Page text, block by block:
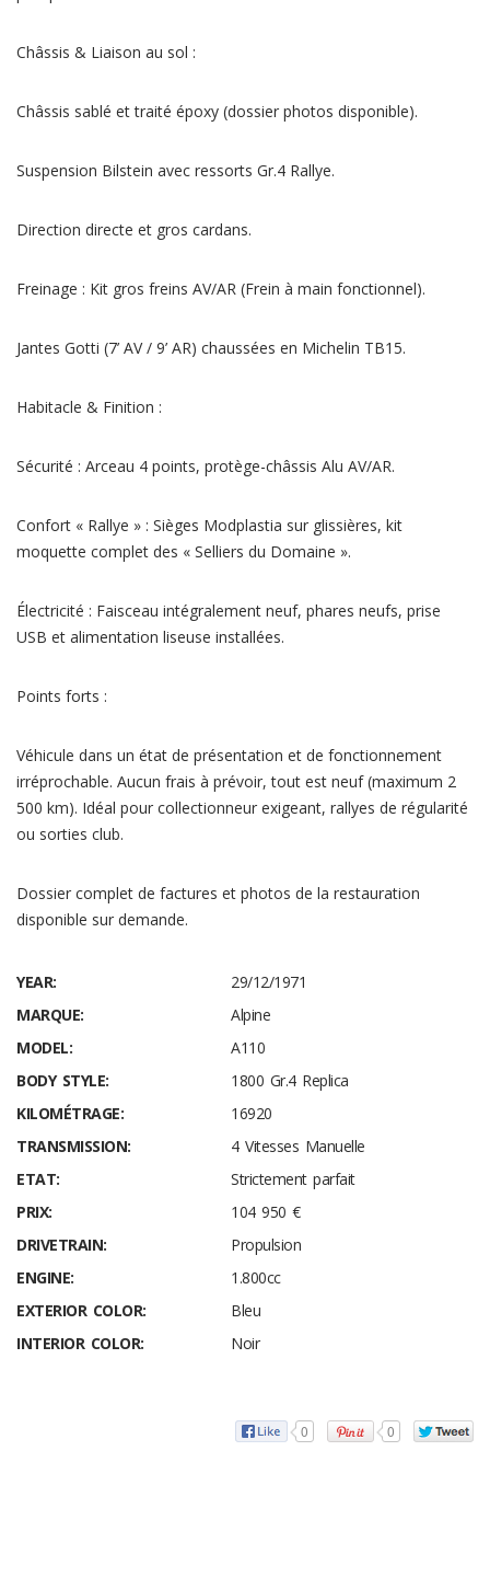
Châssis & Liaison au sol :
Châssis sablé et traité époxy (dossier photos disponible).
Suspension Bilstein avec ressorts Gr.4 Rallye.
Direction directe et gros cardans.
Freinage : Kit gros freins AV/AR (Frein à main fonctionnel).
Jantes Gotti (7’ AV / 9’ AR) chaussées en Michelin TB15.
Habitacle & Finition :
Sécurité : Arceau 4 points, protège-châssis Alu AV/AR.
Confort « Rallye » : Sièges Modplastia sur glissières, kit
moquette complet des « Selliers du Domaine ».
Électricité : Faisceau intégralement neuf, phares neufs, prise
USB et alimentation liseuse installées.
Points forts :
Véhicule dans un état de présentation et de fonctionnement
irréprochable. Aucun frais à prévoir, tout est neuf (maximum 2
500 km). Idéal pour collectionneur exigeant, rallyes de régularité
ou sorties club.
Dossier complet de factures et photos de la restauration
disponible sur demande.
YEAR:
29/12/1971
MARQUE:
Alpine
MODEL:
A110
BODY STYLE:
1800 Gr.4 Replica
KILOMÉTRAGE:
16920
TRANSMISSION:
4 Vitesses Manuelle
ETAT:
Strictement parfait
PRIX:
104 950 €
DRIVETRAIN:
Propulsion
ENGINE:
1.800cc
EXTERIOR COLOR:
Bleu
INTERIOR COLOR:
Noir
0 0